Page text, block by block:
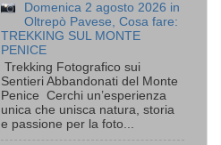
Domenica 2 agosto 2026 in
Oltrepò Pavese, Cosa fare:
TREKKING SUL MONTE
PENICE
Trekking Fotografico sui
Sentieri Abbandonati del Monte
Penice Cerchi un’esperienza
unica che unisca natura, storia
e passione per la foto...